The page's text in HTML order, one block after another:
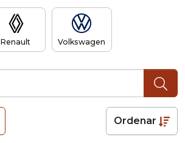
Renault Volkswagen
Ordenar